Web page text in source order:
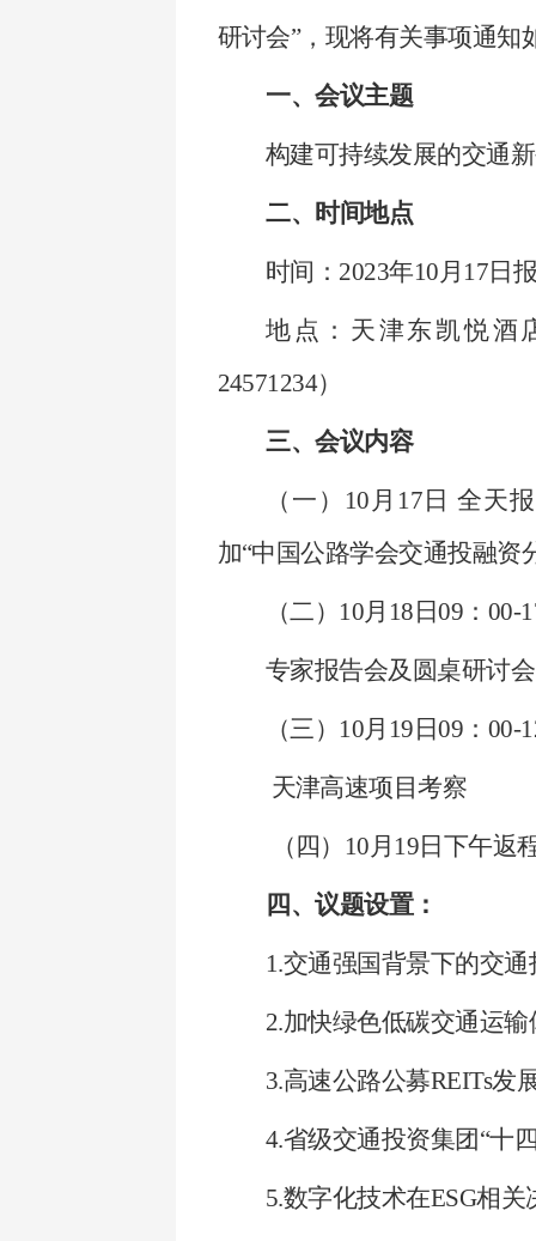
研讨会”，现将有关事项通知
一、会议主题
构建可持续发展的交通
二、时间地点
时间：2023年10月 17日
地点：天津东凯悦酒
24571234）
三、会议内容
（一）10月 17 日 全天
加“中国公路学会交通投融资
（二）10月 18 日09：00-
专家报告会及圆桌研讨会
（三）10月 19 日09：00-
天津高速项目考察
（四）10月19日下午返
四、议题设置：
1.交通强国背景下的交
2.加快绿色低碳交通运
3.高速公路公募REITs发
4.省级交通投资集团“十
5.数字化技术在ESG相